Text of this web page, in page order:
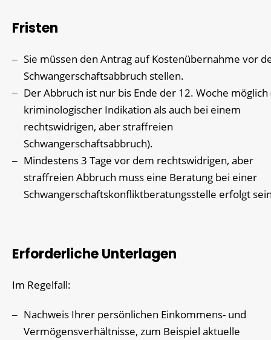
Fristen
Sie müssen den Antrag auf Kostenübernahme vor
Schwangerschaftsabbruch stellen.
Der Abbruch ist nur bis Ende der 12. Woche möglich
kriminologischer Indikation als auch bei einem
rechtswidrigen, aber straffreien
Schwangerschaftsabbruch).
Mindestens 3 Tage vor dem rechtswidrigen, aber
straffreien Abbruch muss eine Beratung bei einer
Schwangerschaftskonfliktberatungsstelle erfolgt
Erforderliche Unterlagen
Im Regelfall:
Nachweis Ihrer persönlichen Einkommens- und
Vermögensverhältnisse, zum Beispiel aktuelle